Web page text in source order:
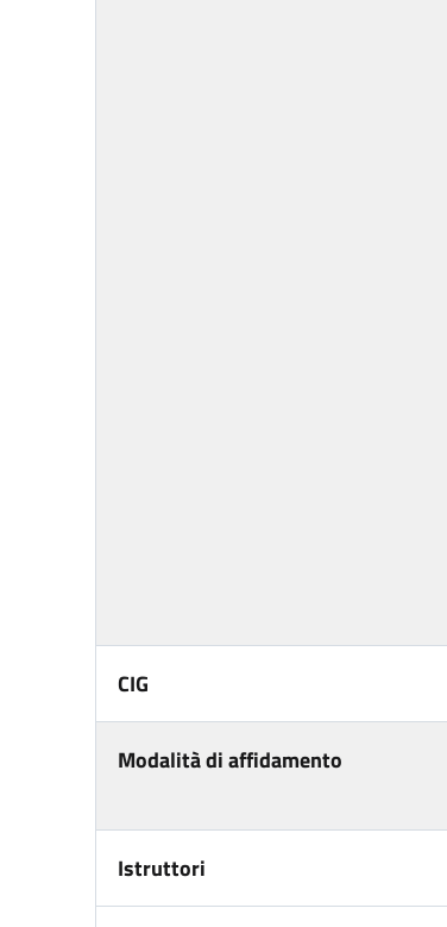
CIG
Modalità di affidamento
Istruttori